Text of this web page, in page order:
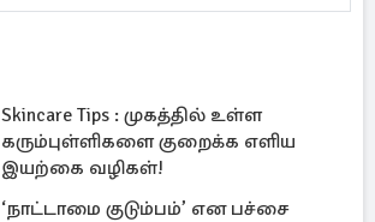
Skincare Tips : முகத்தில் உள்ள
கரும்புள்ளிகளை குறைக்க எளிய
இயற்கை வழிகள்!
‘நாட்டாமை குடும்பம்’ என பச்சை